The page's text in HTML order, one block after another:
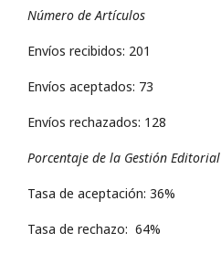
Número de Artículos
Envíos recibidos: 201
Envíos aceptados: 73
Envíos rechazados: 128
Porcentaje de la Gestión Editorial
Tasa de aceptación: 36%
Tasa de rechazo: 64%